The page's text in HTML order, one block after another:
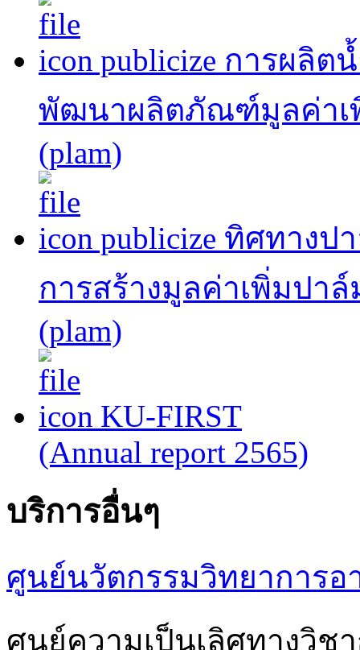
publicize การผลิ
พัฒนาผลิตภัณฑ์มูลค่าเ
(plam)
publicize ทิศทาง
การสร้างมูลค่าเพิ่มปา
(plam)
KU-FIRST
(Annual report 2565)
บริการอื่นๆ
ศูนย์นวัตกรรมวิทยาการอ
ศูนย์ความเป็นเลิศทางวิช